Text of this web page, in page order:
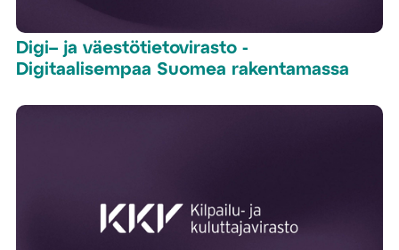
Digi– ja väestötietovirasto -
Digitaalisempaa Suomea rakentamassa